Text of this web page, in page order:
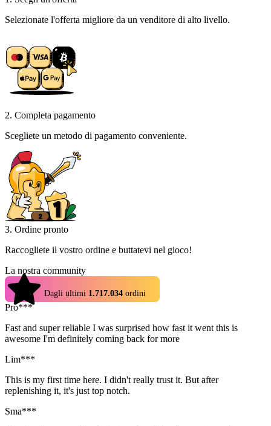
Selezionate l'offerta migliore da un venditore di alto livello.
2. Completa pagamento
Scegliete un metodo di pagamento conveniente.
3. Ordine pronto
Raccogliete il vostro ordine e buttatevi nel gioco!
La nostra community
Dagli ultimi 1.717.034 ordini
Pro***
Fast and super reliable I was surprised how fast it went this is
awesome I'm definitely coming back for more
Lim***
This is my first time here. I didn't really trust it. But after
replenishing it, it's just top notch.
Sma***